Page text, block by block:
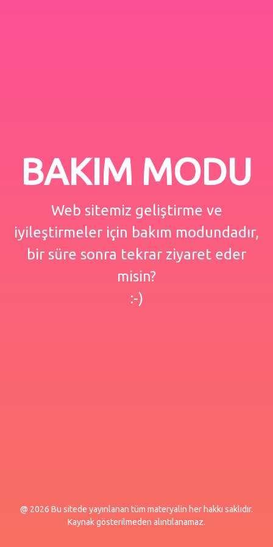
BAKIM MODU
Web sitemiz geliştirme ve
iyileştirmeler için bakım modundadır,
bir süre sonra tekrar ziyaret eder
misin?
:-)
@ 2026 Bu sitede yayınlanan tüm materyalin her hakkı saklıdır.
Kaynak gösterilmeden alıntılanamaz.